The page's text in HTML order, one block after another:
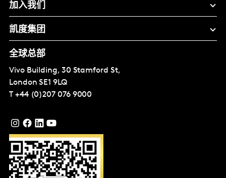
加入我们
凯度集团
全球总部
Vivo Building, 30 Stamford St,
London SE1 9LQ
T +44 (0)207 076 9000